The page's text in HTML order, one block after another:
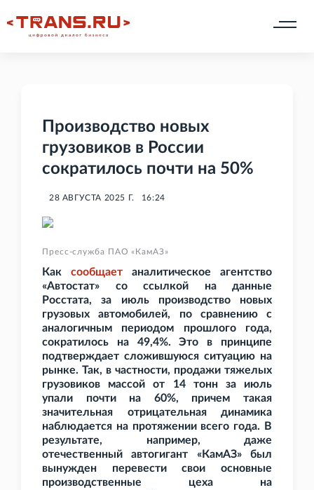
Производство новых
грузовиков в России
сократилось почти на 50%
28 АВГУСТА 2025 Г. 16:24
Пресс-служба ПАО «КамАЗ»
Как сообщает аналитическое агентство
«Автостат» со ссылкой на данные
Росстата, за июль производство новых
грузовых автомобилей, по сравнению с
аналогичным периодом прошлого года,
сократилось на 49,4%. Это в принципе
подтверждает сложившуюся ситуацию на
рынке. Так, в частности, продажи тяжелых
грузовиков массой от 14
тонн за июль
упали почти на 60%, причем такая
значительная отрицательная динамика
наблюдается на протяжении всего года. В
результате, например, даже
отечественный автогигант «КамАЗ» был
вынужден перевести свои основные
производственные цеха на